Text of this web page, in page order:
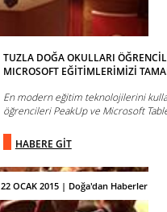
22 OCAK 2015 | Doğa'dan Haberler
TUZLA DOĞA OKULLARI
MICROSOFT EĞİTİMLERİMİZİ
En modern eğitim teknolojilerini
öğrencileri PeakUp ve Microsoft
HABERE GİT